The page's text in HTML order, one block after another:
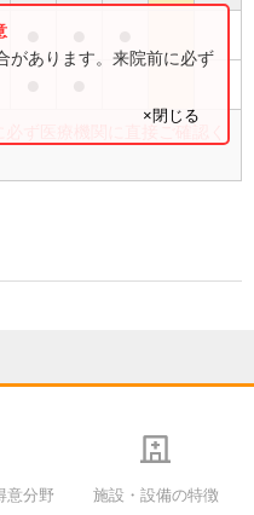
ず医療機関に直接ご確認く
があります。来院前に必ず
×閉じる
意分野 施設・設備の特徴